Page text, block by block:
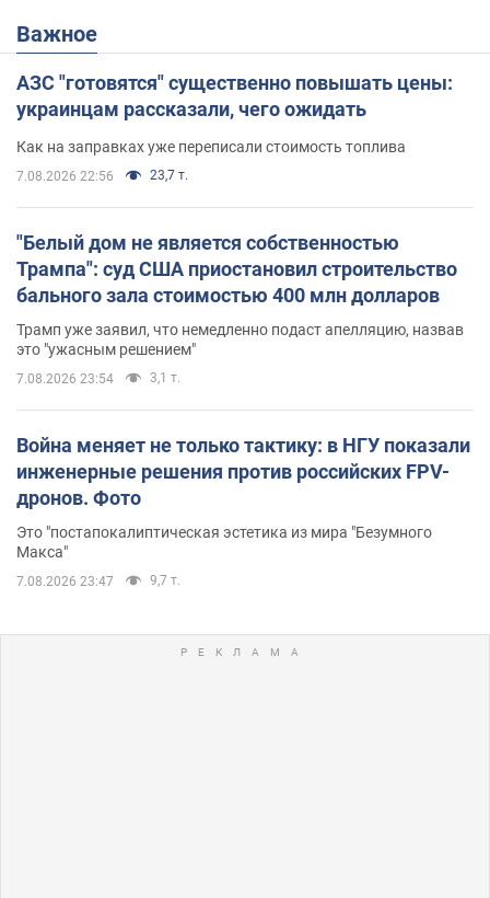
Важное
АЗС "готовятся" существенно повышать цены:
украинцам рассказали, чего ожидать
Как на заправках уже переписали стоимость топлива
7.08.2026 22:56 23,7 т.
"Белый дом не является собственностью
Трампа": суд США приостановил строительство
бального зала стоимостью 400 млн долларов
Трамп уже заявил, что немедленно подаст апелляцию, назвав
это "ужасным решением"
7.08.2026 23:54 3,1 т.
Война меняет не только тактику: в НГУ показали
инженерные решения против российских FPV-
дронов. Фото
Это "постапокалиптическая эстетика из мира "Безумного
Макса"
7.08.2026 23:47 9,7 т.